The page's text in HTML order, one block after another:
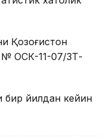
Қозоғистон
№ ОСК-11-07/ЗТ-
бир йилдан кейин